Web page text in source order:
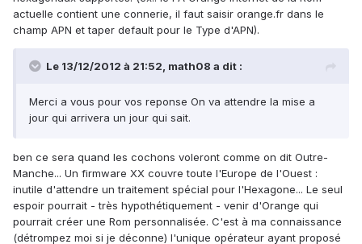
actuelle contient une connerie, il faut saisir orange.fr dans le
champ APN et taper default pour le Type d'APN).
Le 13/12/2012 à 21:52, math08 a dit :
Merci a vous pour vos reponse On va attendre la mise a
jour qui arrivera un jour qui sait.
ben ce sera quand les cochons voleront comme on dit Outre-
Manche... Un firmware XX couvre toute l'Europe de l'Ouest :
inutile d'attendre un traitement spécial pour l'Hexagone... Le seul
espoir pourrait - très hypothétiquement - venir d'Orange qui
pourrait créer une Rom personnalisée. C'est à ma connaissance
(détrompez moi si je déconne) l'unique opérateur ayant proposé